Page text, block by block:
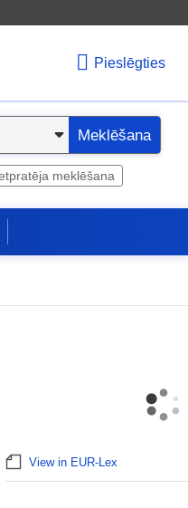
Pieslēgties
Meklēšana
meklēšana
View in EUR-Lex